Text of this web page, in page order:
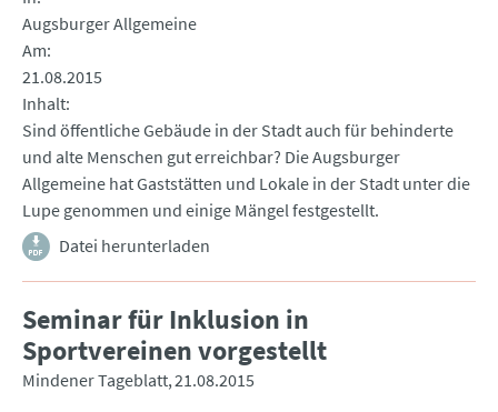
Augsburger Allgemeine
Am
21.08.2015
Inhalt
Sind öffentliche Gebäude in der Stadt auch für behinderte
und alte Menschen gut erreichbar? Die Augsburger
Allgemeine hat Gaststätten und Lokale in der Stadt unter die
Lupe genommen und einige Mängel festgestellt.
Datei herunterladen
Seminar für Inklusion in
Sportvereinen vorgestellt
Mindener Tageblatt 21.08.2015